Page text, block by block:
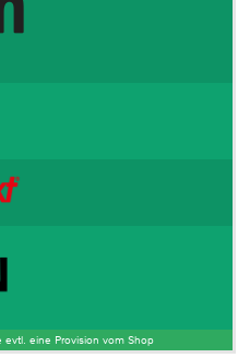
eine Provision vom Shop